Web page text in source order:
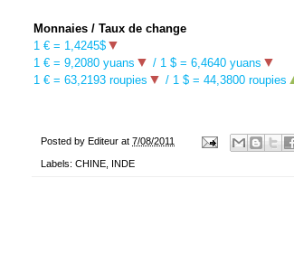
Monnaies / Taux de change
1 € = 1,4245$ ▼
1 € = 9,2080 yuans ▼ / 1 $ = 6,4640 yuans ▼
1 € = 63,2193 roupies ▼ / 1 $ = 44,3800 roupies
Posted by Editeur at 7/08/2011
Labels: CHINE INDE